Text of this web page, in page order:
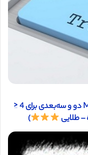
دانلود ترجمه مقاله دسته‌بندی کدهای MDS دو و سه‌بعدی برای 4 ≤
)